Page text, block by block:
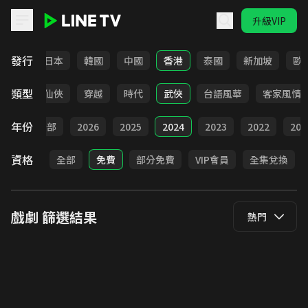
升級VIP
發行
台灣 日本 韓國 中國 香港 泰國 新加坡 歐
類型
療癒 仙俠 穿越 時代 武俠 台語風華 客家風情
年份 全部 2026 2025 2024 2023 2022
資格 全部 免費 部分免費 VIP會員 全集兌換
戲劇 篩選結果 熱門